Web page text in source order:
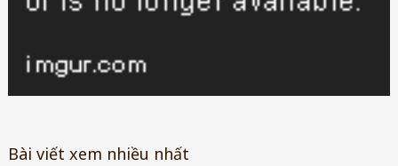
Bài viết xem nhiều nhất